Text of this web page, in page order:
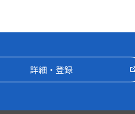
詳細・登録